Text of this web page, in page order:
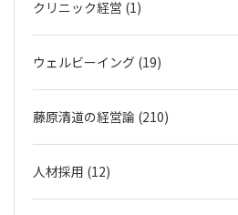
クリニック経営 (1)
ウェルビーイング (19)
藤原清道の経営論 (210)
人材採用 (12)